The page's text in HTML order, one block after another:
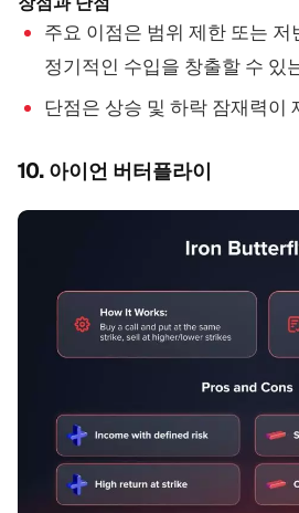
주요 이점은 범위 제한 또는
정기적인 수입을 창출할 수 있
단점은 상승 및 하락 잠재력이
10. 아이언 버터플라이